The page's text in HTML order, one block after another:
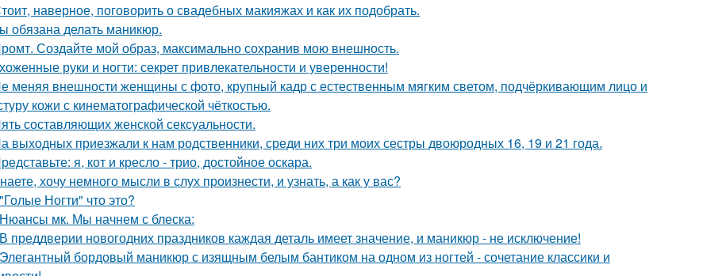
наверное, поговорить о свадебных макияжах и как их подобрать.
обязана делать маникюр.
Создайте мой образ, максимально сохранив мою внешность.
руки и ногти: секрет привлекательности и уверенности!
меняя внешности женщины с фото, крупный кадр с естественным мягким светом, подчёркивающим лицо и
кожи с кинематографической чёткостью.
составляющих женской сексуальности.
выходных приезжали к нам родственники, среди них три моих сестры двоюродных 16, 19 и 21 года.
я, кот и кресло - трио, достойное оскара.
хочу немного мысли в слух произнести, и узнать, а как у вас?
"Голые Ногти" что это?
Нюансы мк. Мы начнем с блеска:
В преддверии новогодних праздников каждая деталь имеет значение, и маникюр - не исключение!
Элегантный бордовый маникюр с изящным белым бантиком на одном из ногтей - сочетание классики и